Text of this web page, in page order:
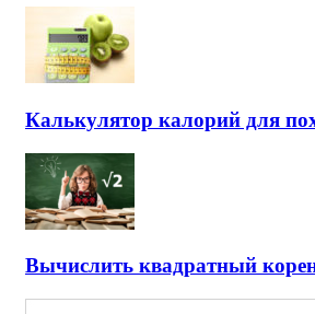
Калькулятор калорий для
Вычислить квадратный